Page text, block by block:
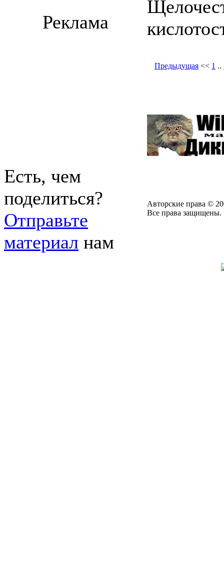
Предыдущая << 1 ..
Реклама
Есть, чем
поделиться?
Отправьте
материал нам
Авторские права ©
Все права защищены.